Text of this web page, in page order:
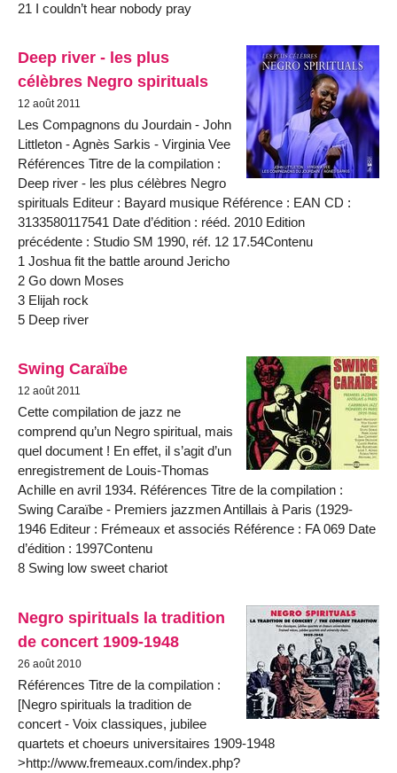
21 I couldn’t hear nobody pray
Deep river - les plus
célèbres Negro spirituals
12 août 2011
Les Compagnons du Jourdain - John
Littleton - Agnès Sarkis - Virginia Vee
Références Titre de la compilation :
Deep river - les plus célèbres Negro
spirituals Editeur : Bayard musique Référence : EAN CD :
3133580117541 Date d’édition : rééd. 2010 Edition
précédente : Studio SM 1990, réf. 12 17.54Contenu
1 Joshua fit the battle around Jericho
2 Go down Moses
3 Elijah rock
5 Deep river
Swing Caraïbe
12 août 2011
Cette compilation de jazz ne
comprend qu’un Negro spiritual, mais
quel document ! En effet, il s’agit d’un
enregistrement de Louis-Thomas
Achille en avril 1934. Références Titre de la compilation :
Swing Caraïbe - Premiers jazzmen Antillais à Paris (1929-
1946 Editeur : Frémeaux et associés Référence : FA 069 Date
d’édition : 1997Contenu
8 Swing low sweet chariot
Negro spirituals la tradition
de concert 1909-1948
26 août 2010
Références Titre de la compilation :
[Negro spirituals la tradition de
concert - Voix classiques, jubilee
quartets et choeurs universitaires 1909-1948
>http://www.fremeaux.com/index.php?